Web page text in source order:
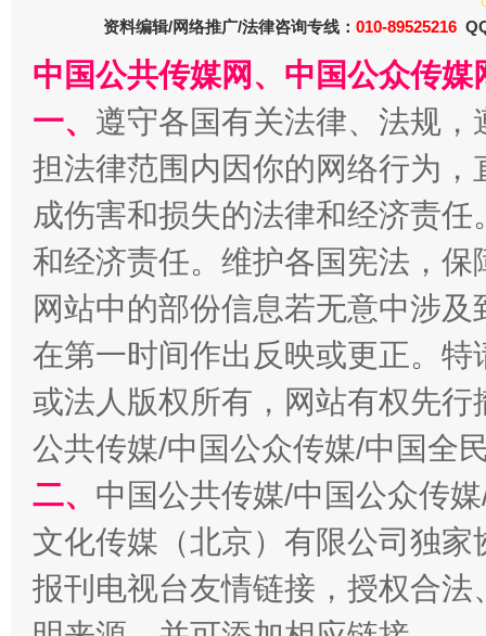
千年窑火 生生不息
揭开“小金库”的免责幌子
受贿1.44亿！段成刚被判无期 从幼
资料编辑/网络推广/法律咨询专线： 010-89525216
中国公共传媒网、中国公众传
一、 遵守各国有关法律、法规
担法律范围内因你的网络行为
成伤害和损失的法律和经济责
和经济责任。维护各国宪法，
网站中的部份信息若无意中涉
在第一时间作出反映或更正。
或法人版权所有，网站有权先
公共传媒/中国公众传媒/中国全
二、 中国公共传媒/中国公众传
文化传媒（北京）有限公司独
报刊电视台友情链接，授权合